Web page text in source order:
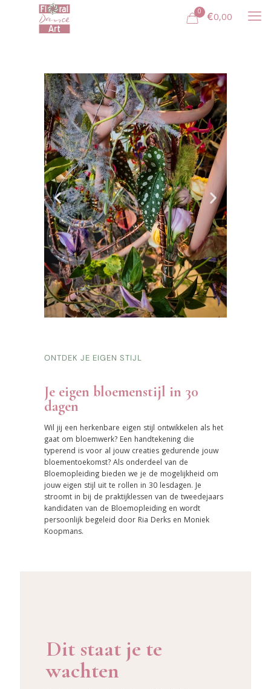
0 €0,00
ONTDEK JE EIGEN STIJL
Je eigen bloemenstijl in 30
dagen
Wil jij een herkenbare eigen stijl ontwikkelen als het
gaat om bloemwerk? Een handtekening die
typerend is voor al jouw creaties gedurende jouw
bloementoekomst? Als onderdeel van de
Bloemopleiding bieden we je de mogelijkheid om
jouw eigen stijl uit te rollen in 30 lesdagen. Je
stroomt in bij de praktijklessen van de tweedejaars
kandidaten van de Bloemopleiding en wordt
persoonlijk begeleid door Ria Derks en Moniek
Koopmans.
Dit staat je te
wachten